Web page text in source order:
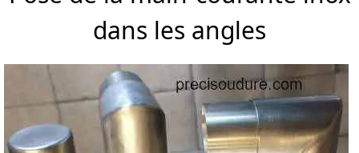
dans les angles